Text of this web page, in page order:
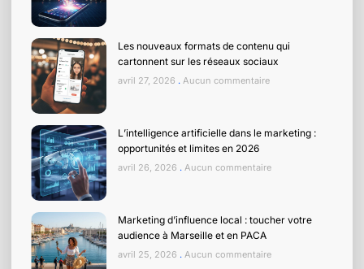
Les nouveaux formats de contenu qui
cartonnent sur les réseaux sociaux
avril 27, 2026 Aucun commentaire
L’intelligence artificielle dans le marketing :
opportunités et limites en 2026
avril 26, 2026 Aucun commentaire
Marketing d’influence local : toucher votre
audience à Marseille et en PACA
avril 25, 2026 Aucun commentaire